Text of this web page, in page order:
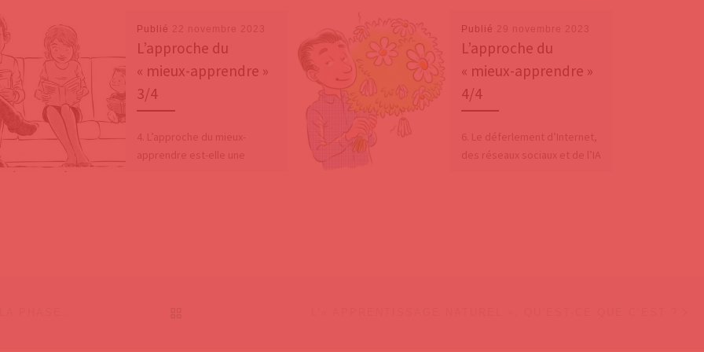
Publié 22 novembre 2023
L’approche du
« mieux-apprendre »
3/4
4. L’approche du mieux-
apprendre est-elle une
Publié 29 novembre 2023
L’approche du
« mieux-apprendre »
4/4
6. Le déferlement d’Internet,
des réseaux sociaux et de l’IA